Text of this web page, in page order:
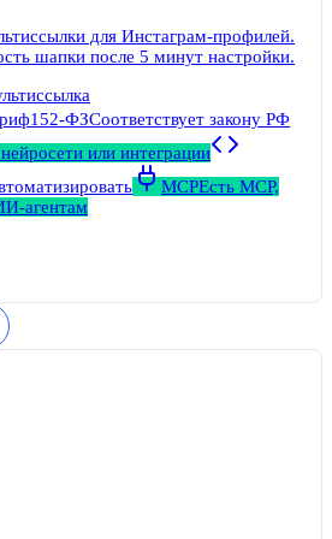
для Инстаграм-профилей.
шапки после 5 минут настройки.
152-ФЗСоответствует закону РФ
или интеграции
MCPЕсть MCP,
агентам